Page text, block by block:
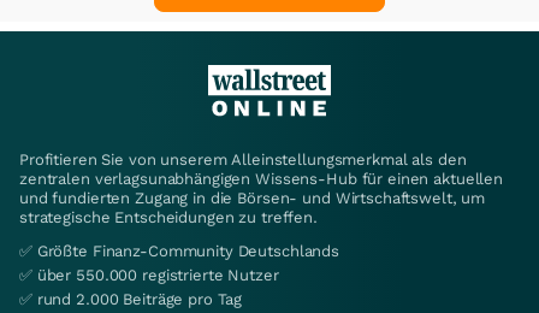
Profitieren Sie von unserem Alleinstellungsmerkmal als den
zentralen verlagsunabhängigen Wissens-Hub für einen aktuellen
und fundierten Zugang in die Börsen- und Wirtschaftswelt, um
strategische Entscheidungen zu treffen.
✅ Größte Finanz-Community Deutschlands
✅ über 550.000 registrierte Nutzer
✅ rund 2.000 Beiträge pro Tag